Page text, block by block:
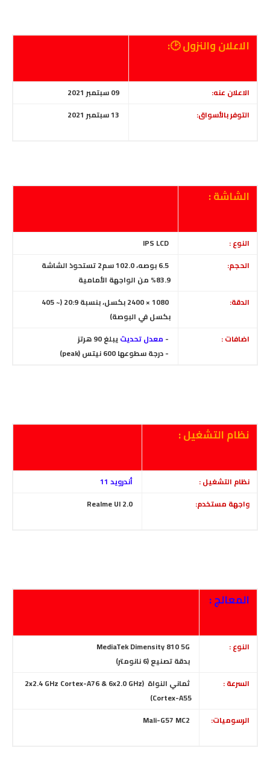
الاعلان والنزول 🕑:
الاعلان عنه:
التوفر بالأسواق:
13 سبتمبر 2021
الشاشة :
النوع :
IPS LCD
الحجم:
6.5 بوصه، 102.0 سم2 تستحوذ الشاشة
83.9% من الواجهة الأمامية
الدقة:
1080 × 2400 بكسل، بنسبة 20:9
(~ 405
بكسل في البوصة)
اضافات :
- معدل تحديث يبلغ 90 هرتز
- درجة سطوعها 600 نيتس (peak)
نظام التشغيل :
نظام التشغيل :
أندرويد 11
واجهة مستخدم:
المعالج :
النوع :
بدقة تصنيع (6 نانومتر)
السرعة :
ثماني النواة (2x2.4 GHz Cortex-A76 & 6x2.0 GHz
Cortex-A55)
الرسوميات:
Mali-G57 MC2